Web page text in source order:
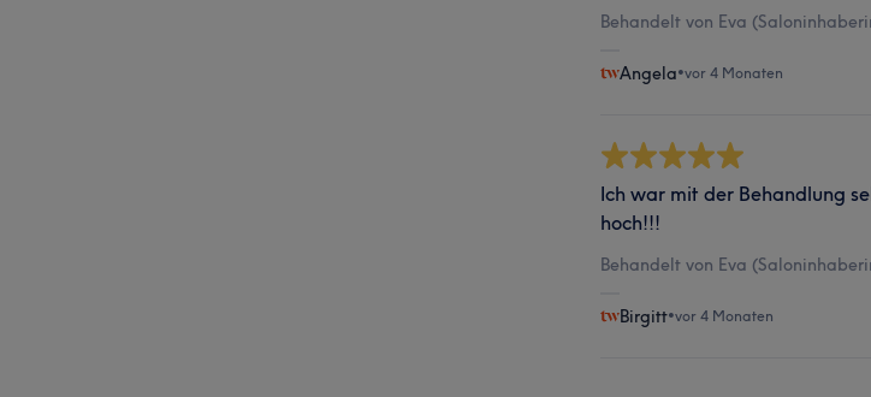
Behandelt von Eva
Angela•vor 4 Monaten
Ich war mit der Behandlung
hoch!!!
Behandelt von Eva
Birgitt•vor 4 Monaten